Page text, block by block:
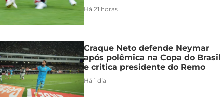
Há 21 horas
Craque Neto defende Neymar
após polêmica na Copa do Brasil
e critica presidente do Remo
Há 1 dia